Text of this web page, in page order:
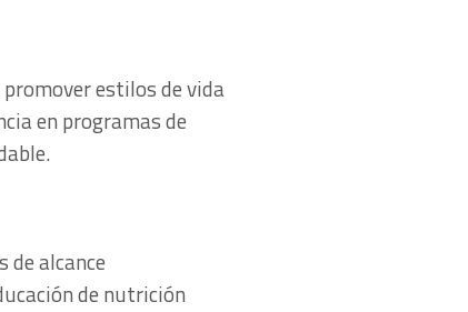
estilos de vida
en programas de
de alcance
de nutrición